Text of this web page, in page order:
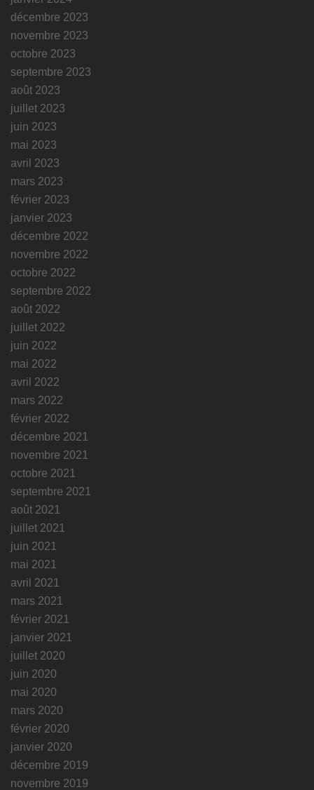
décembre 2023
novembre 2023
octobre 2023
septembre 2023
août 2023
juillet 2023
juin 2023
mai 2023
avril 2023
mars 2023
février 2023
janvier 2023
décembre 2022
novembre 2022
octobre 2022
septembre 2022
août 2022
juillet 2022
juin 2022
mai 2022
avril 2022
mars 2022
février 2022
décembre 2021
novembre 2021
octobre 2021
septembre 2021
août 2021
juillet 2021
juin 2021
mai 2021
avril 2021
mars 2021
février 2021
janvier 2021
juillet 2020
juin 2020
mai 2020
mars 2020
février 2020
janvier 2020
décembre 2019
novembre 2019